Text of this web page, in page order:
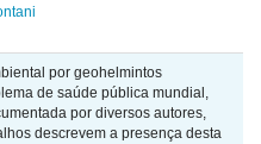
por geohelmintos
de saúde pública mundial,
por diversos autores,
descrevem a presença desta